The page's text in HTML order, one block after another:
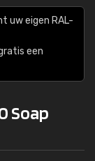
uw eigen RAL-
een
Soap